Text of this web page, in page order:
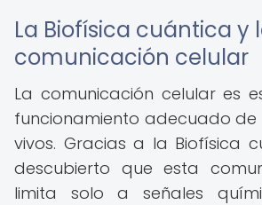
La Biofísica cuántica y
comunicación celular
La comunicación celular es
funcionamiento adecuado de
vivos. Gracias a la Biofísica
descubierto que esta
limita solo a señales